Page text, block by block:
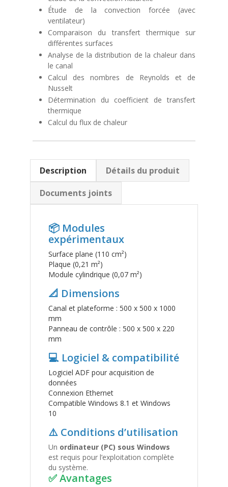
Étude de la convection forcée (avec
ventilateur)
Comparaison du transfert thermique sur
différentes surfaces
Analyse de la distribution de la chaleur dans
le canal
Calcul des nombres de Reynolds et de
Nusselt
Détermination du coefficient de transfert
thermique
Calcul du flux de chaleur
Description
Détails du produit
Documents joints
📦 Modules
expérimentaux
Surface plane (110 cm²)
Plaque (0,21 m²)
Module cylindrique (0,07 m²)
📐 Dimensions
Canal et plateforme : 500 x 500 x 1000
mm
Panneau de contrôle : 500 x 500 x 220
mm
💻 Logiciel & compatibilité
Logiciel ADF pour acquisition de
données
Connexion Ethernet
Compatible Windows 8.1 et Windows
10
⚠️ Conditions d’utilisation
Un ordinateur (PC) sous Windows
est requis pour l’exploitation complète
du système.
✅ Avantages